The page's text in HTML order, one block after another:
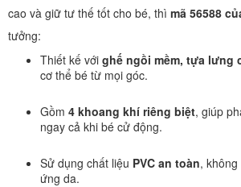
cao và giữ tư thế tốt cho bé, thì mã 56588
tưởng:
Thiết kế với ghế ngồi mềm, tựa lưng
cơ thể bé từ mọi góc.
Gồm 4 khoang khí riêng biệt, giúp
ngay cả khi bé cử động.
Sử dụng chất liệu PVC an toàn,
ứng da.